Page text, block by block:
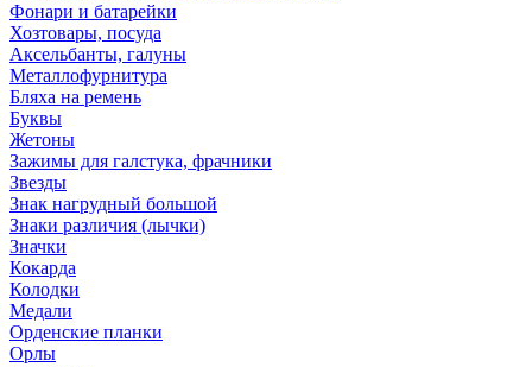
Фонари и батарейки
Хозтовары, посуда
Аксельбанты, галуны
Металлофурнитура
Бляха на ремень
Буквы
Жетоны
Зажимы для галстука, фрачники
Звезды
Знак нагрудный большой
Знаки различия (лычки)
Значки
Кокарда
Колодки
Медали
Орденские планки
Орлы